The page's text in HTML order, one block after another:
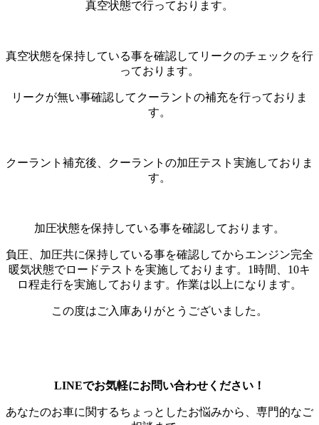
真空状態で行っております。
真空状態を保持している事を確認してリークのチェックを行
っております。
リークが無い事確認してクーラントの補充を行っておりま
す。
クーラント補充後、クーラントの加圧テスト実施しておりま
す。
加圧状態を保持している事を確認しております。
負圧、加圧共に保持している事を確認してからエンジン完全
暖気状態でロードテストを実施しております。1時間、10キ
ロ程走行を実施しております。作業は以上になります。
この度はご入庫ありがとうございました。
LINEでお気軽にお問い合わせください！
あなたのお車に関するちょっとしたお悩みから、専門的なご